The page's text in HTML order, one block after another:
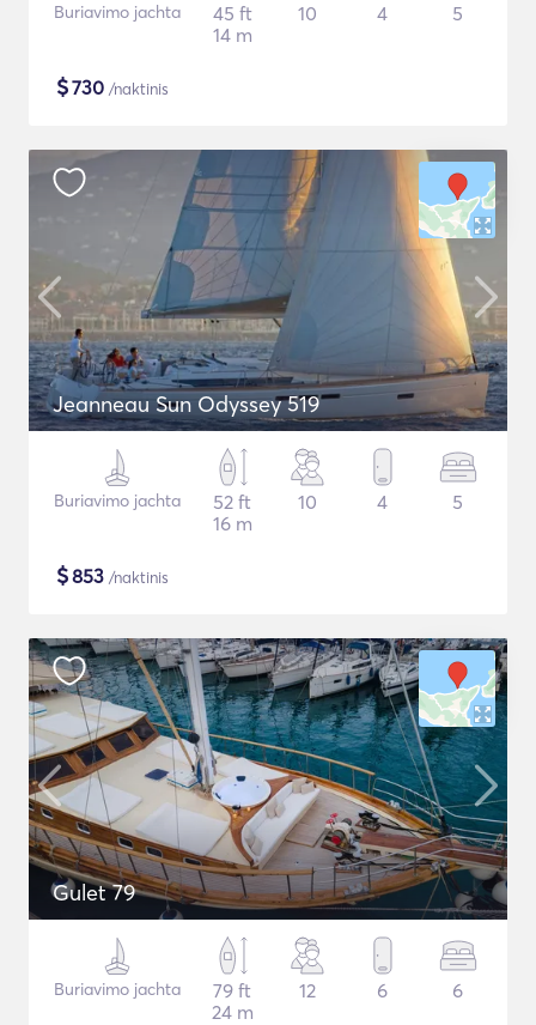
Buriavimo jachta
45 ft
14 m
10 4 5
$730 /naktinis
Jeanneau Sun Odyssey 519
Buriavimo jachta
52 ft
16 m
10 4 5
$853 /naktinis
Gulet 79
Buriavimo jachta
79 ft
24 m
12 6 6